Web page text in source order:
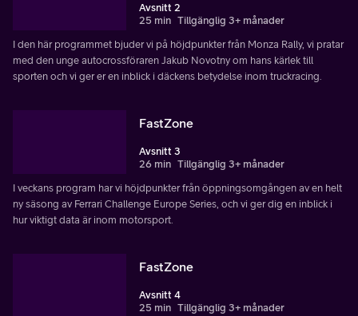
Avsnitt 2
25 min Tillgänglig 3+ månader
I den här programmet bjuder vi på höjdpunkter från Monza Rally, vi pratar
med den unge autocrossföraren Jakub Novotny om hans kärlek till
sporten och vi ger er en inblick i däckens betydelse inom truckracing.
FastZone
Avsnitt 3
26 min Tillgänglig 3+ månader
I veckans program har vi höjdpunkter från öppningsomgången av en helt
ny säsong av Ferrari Challenge Europe Series, och vi ger dig en inblick i
hur viktigt data är inom motorsport.
FastZone
Avsnitt 4
25 min Tillgänglig 3+ månader